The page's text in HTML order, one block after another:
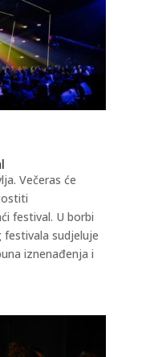
Večeras će
festival. U borbi
festivala sudjeluje
iznenađenja i